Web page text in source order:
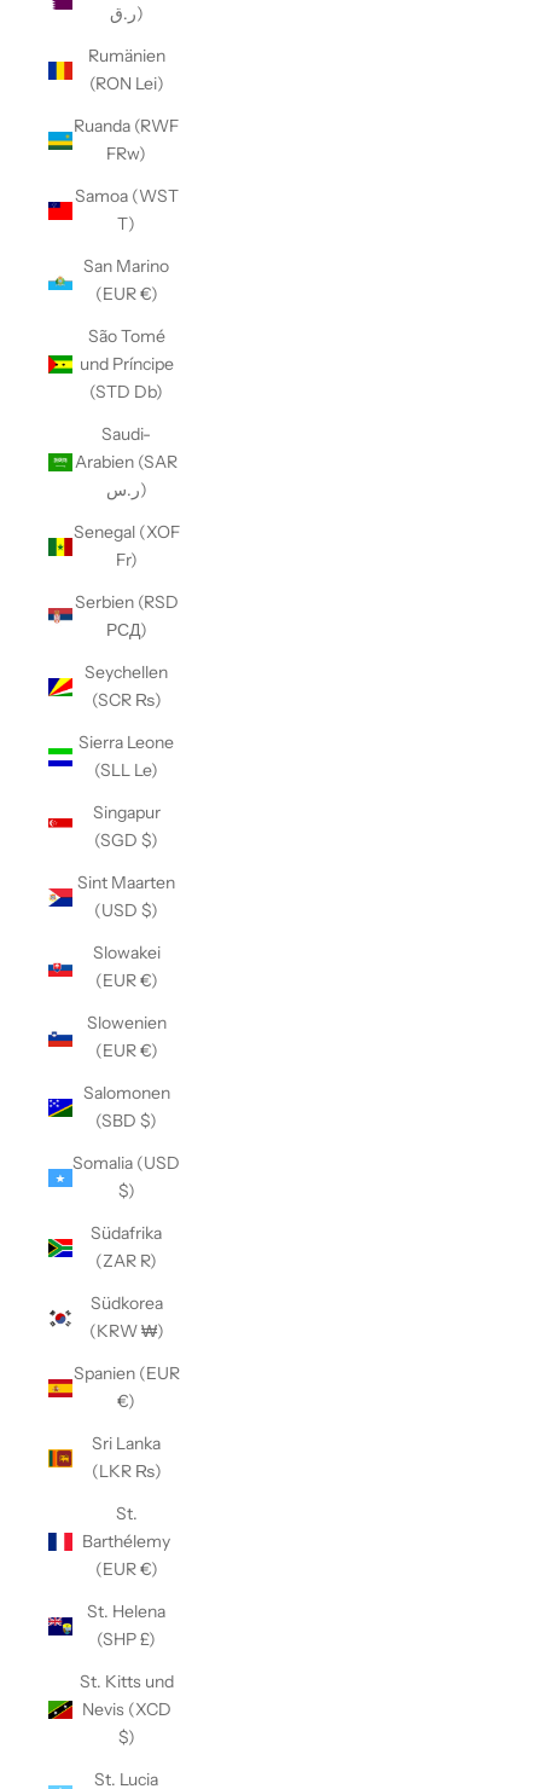
ر.ق)
Rumänien
(RON Lei)
Ruanda (RWF
FRw)
Samoa (WST
T)
San Marino
(EUR €)
São Tomé
und Príncipe
(STD Db)
Saudi-
Arabien (SAR
ر.س)
Senegal (XOF
Fr)
Serbien (RSD
РСД)
Seychellen
(SCR ₨)
Sierra Leone
(SLL Le)
Singapur
(SGD $)
Sint Maarten
(USD $)
Slowakei
(EUR €)
Slowenien
(EUR €)
Salomonen
(SBD $)
Somalia (USD
$)
Südafrika
(ZAR R)
Südkorea
(KRW ₩)
Spanien (EUR
€)
Sri Lanka
(LKR ₨)
St.
Barthélemy
(EUR €)
St. Helena
(SHP £)
St. Kitts und
Nevis (XCD
$)
St. Lucia